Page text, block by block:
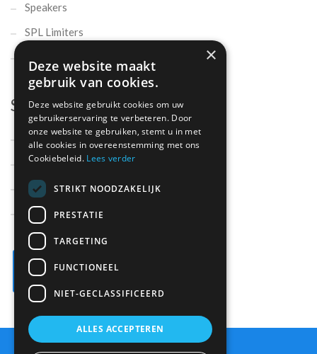
Speakers
SPL Limiters
Support
Support
Contact
Onderdelen
Over ons
Sitemap
×
Deze website maakt
gebruik van cookies.
Deze website gebruikt cookies om uw
gebruikerservaring te verbeteren. Door
onze website te gebruiken, stemt u in met
alle cookies in overeenstemming met ons
Cookiebeleid. Lees verder
STRIKT NOODZAKELIJK
PRESTATIE
TARGETING
FUNCTIONEEL
NIET-GECLASSIFICEERD
ALLES ACCEPTEREN